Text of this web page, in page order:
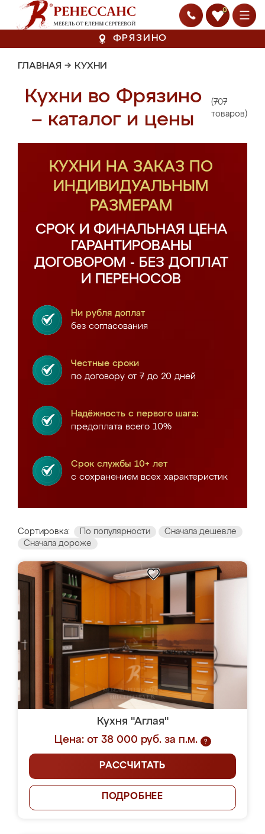
0
ФРЯЗИНО
ГЛАВНАЯ → КУХНИ
Кухни во Фрязино
– каталог и цены
(707
товаров)
КУХНИ НА ЗАКАЗ ПО
ИНДИВИДУАЛЬНЫМ
РАЗМЕРАМ
СРОК И ФИНАЛЬНАЯ ЦЕНА
ГАРАНТИРОВАНЫ
ДОГОВОРОМ - БЕЗ ДОПЛАТ
И ПЕРЕНОСОВ
Ни рубля доплат
без согласования
Честные сроки
по договору от 7 до 20 дней
Надёжность с первого шага:
предоплата всего 10%
Срок службы 10+ лет
с сохранением всех характеристик
Сортировка: По популярности
Сначала дешевле
Сначала дороже
Кухня "Аглая"
Цена: от 38 000 руб. за п.м.
?
РАССЧИТАТЬ
ПОДРОБНЕЕ